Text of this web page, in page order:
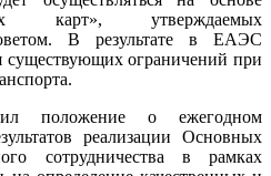
карт», утверждаемых
В результате в ЕАЭС
существующих ограничений при
положение о ежегодном
реализации Основных
сотрудничества в рамках